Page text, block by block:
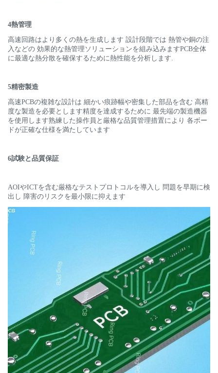
4熱管理
高速回路はより多くの熱を生成します 設計段階では 熱管や銅の注
入などの 効果的な熱管理ソリューションを組み込みますPCB全体
に最適な熱分散を確保するために熱性能を分析します.
5精密製造
高速PCBの複雑な設計は 細かい痕跡幅や密集した部品を含む 高精
度な製造を必要とします精度を達成するために 最先端の製造機器
を使用します熟練した操作員と厳格な品質管理措置により 各ボー
ドが正確な仕様を満たしています
6試験と品質保証
AOIやICTを含む厳格なテストプロトコルを導入し 問題を早期に検
出し 障害のリスクを最小限に抑えます